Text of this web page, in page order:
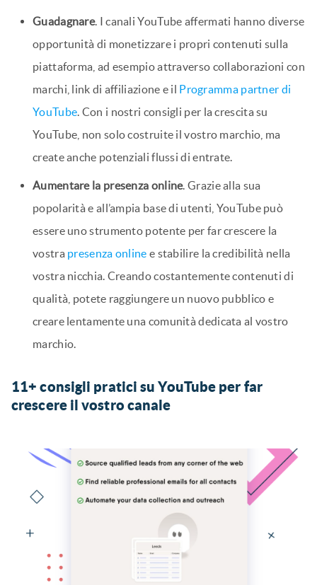
Guadagnare. I canali YouTube affermati hanno diverse
opportunità di monetizzare i propri contenuti sulla
piattaforma, ad esempio attraverso collaborazioni con
marchi, link di affiliazione e il Programma partner di
YouTube. Con i nostri consigli per la crescita su
YouTube, non solo costruite il vostro marchio, ma
create anche potenziali flussi di entrate.
Aumentare la presenza online. Grazie alla sua
popolarità e all’ampia base di utenti, YouTube può
essere uno strumento potente per far crescere la
vostra presenza online e stabilire la credibilità nella
vostra nicchia. Creando costantemente contenuti di
qualità, potete raggiungere un nuovo pubblico e
creare lentamente una comunità dedicata al vostro
marchio.
11+ consigli pratici su YouTube per far
crescere il vostro canale